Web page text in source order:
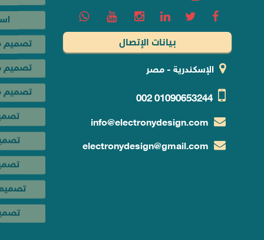
بيانات الإتصال
الإسكندرية - مصر
01090653244
002
info@electronydesign.com
electronydesign@gmail.com
تصميم
تصميم
تصميم